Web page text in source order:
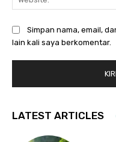
Simpan nama, email,
lain kali saya berkomentar.
LATEST ARTICLES